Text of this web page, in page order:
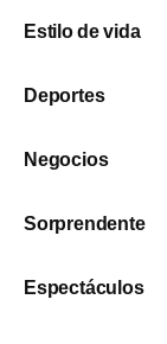
Estilo de vida
Deportes
Negocios
Sorprendente
Espectáculos